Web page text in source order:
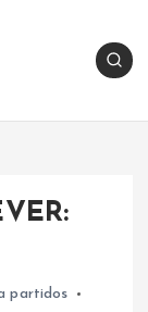
partidos